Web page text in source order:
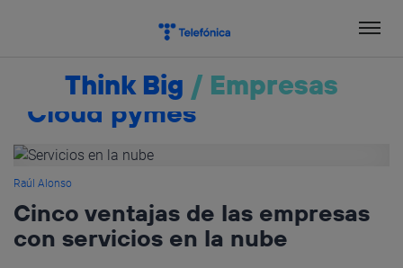
Think Big / Empresas
Cloud pymes
Raúl Alonso
Cinco ventajas de las empresas
con servicios en la nube